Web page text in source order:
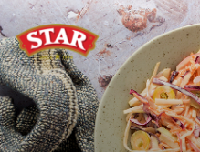
Skip to content